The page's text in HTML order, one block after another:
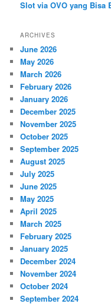
Slot via OVO yang Bisa
ARCHIVES
June 2026
May 2026
March 2026
February 2026
January 2026
December 2025
November 2025
October 2025
September 2025
August 2025
July 2025
June 2025
May 2025
April 2025
March 2025
February 2025
January 2025
December 2024
November 2024
October 2024
September 2024